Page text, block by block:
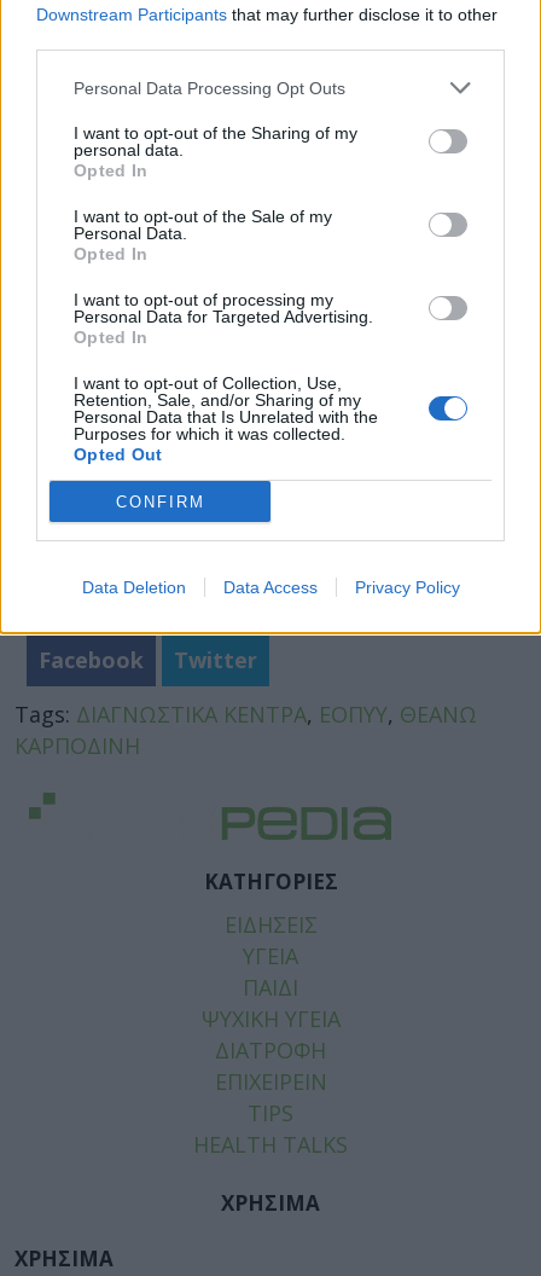
Downstream Participants that may further disclose it to other
Personal Data Processing Opt Outs
I want to opt-out of the Sharing of my
personal data.
Opted In
I want to opt-out of the Sale of my
Personal Data.
Opted In
I want to opt-out of processing my
Personal Data for Targeted Advertising.
Opted In
I want to opt-out of Collection, Use,
Retention, Sale, and/or Sharing of my
Personal Data that Is Unrelated with the
Purposes for which it was collected.
Opted Out
CONFIRM
Data Deletion Data Access Privacy Policy
Ευχαριστούμε το Γενικό Επιτελείο Εθνικής
Άμυνας και τη Διοίκηση του Πολεμικού
Μουσείου για τη φιλοξενία της εκδήλωσης
καθώς και όλους τους χορηγούς μας που
εξασφάλισαν την πραγματοποίησή της.
χρόνων λειτουργίας του ΕΟΠΥΥ διεξάγεται
στις 23 και 24 Φεβρουαρίου στο Πολεμικό
Μουσείο.
Facebook
Twitter
Tags: ΔΙΑΓΝΩΣΤΙΚΑ ΚΕΝΤΡΑ, ΕΟΠΥΥ, ΘΕΑΝΩ
ΚΑΡΠΟΔΙΝΗ
ΚΑΤΗΓΟΡΙΕΣ
ΕΙΔΗΣΕΙΣ
ΥΓΕΙΑ
ΠΑΙΔΙ
ΨΥΧΙΚΗ ΥΓΕΙΑ
ΔΙΑΤΡΟΦΗ
ΕΠΙΧΕΙΡΕΙΝ
TIPS
HEALTH TALKS
ΧΡΗΣΙΜΑ
ΧΡΗΣΙΜΑ